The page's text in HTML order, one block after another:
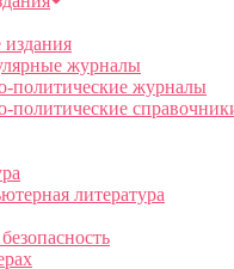
журналы
политические журналы
политические
литература